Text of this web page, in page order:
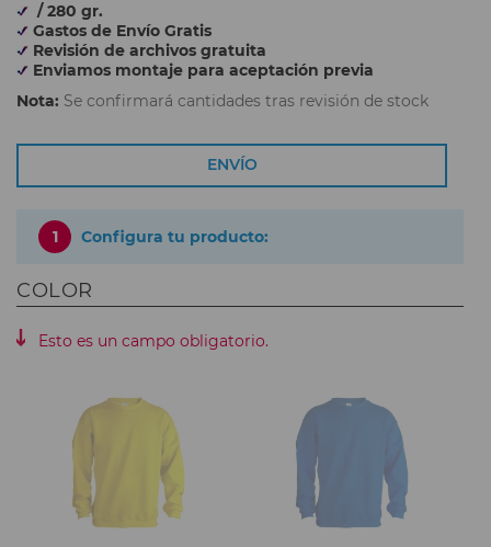
/ 280 gr.
Gastos de Envío Gratis
Revisión de archivos gratuita
Enviamos montaje para aceptación previa
Nota: Se confirmará cantidades tras revisión de stock
ENVÍO
1 Configura tu producto:
COLOR
Esto es un campo obligatorio.